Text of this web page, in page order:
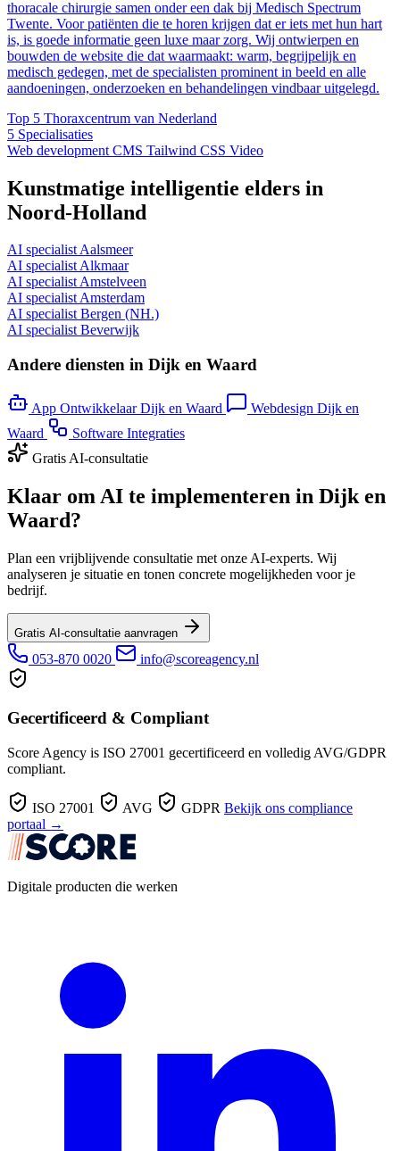
thoracale chirurgie samen onder een dak bij Medisch Spectrum
Twente. Voor patiënten die te horen krijgen dat er iets met hun hart
is, is goede informatie geen luxe maar zorg. Wij ontwierpen en
bouwden de website die dat waarmaakt: warm, begrijpelijk en
medisch gedegen, met de specialisten prominent in beeld en alle
aandoeningen, onderzoeken en behandelingen vindbaar uitgelegd.
Top 5 Thoraxcentrum van Nederland
5 Specialisaties
Web development CMS Tailwind CSS Video
Kunstmatige intelligentie elders in
Noord-Holland
AI specialist Aalsmeer
AI specialist Alkmaar
AI specialist Amstelveen
AI specialist Amsterdam
AI specialist Bergen (NH.)
AI specialist Beverwijk
Andere diensten in Dijk en Waard
App Ontwikkelaar Dijk en Waard
Webdesign Dijk en
Waard
Software Integraties
Gratis AI-consultatie
Klaar om AI te implementeren in Dijk en
Waard?
Plan een vrijblijvende consultatie met onze AI-experts. Wij
analyseren je situatie en tonen concrete mogelijkheden voor je
bedrijf.
Gratis AI-consultatie aanvragen
053-870 0020 info@scoreagency.nl
Gecertificeerd & Compliant
Score Agency is ISO 27001 gecertificeerd en volledig AVG/GDPR
compliant.
ISO 27001 AVG GDPR Bekijk ons compliance
portaal →
Digitale producten die werken